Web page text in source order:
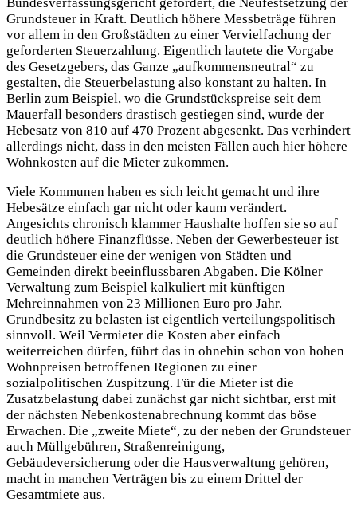
Grundsteuer in Kraft. Deutlich höhere Messbeträge führen
vor allem in den Großstädten zu einer Vervielfachung der
geforderten Steuerzahlung. Eigentlich lautete die Vorgabe
des Gesetzgebers, das Ganze „aufkommensneutral“ zu
gestalten, die Steuerbelastung also konstant zu halten. In
Berlin zum Beispiel, wo die Grundstückspreise seit dem
Mauerfall besonders drastisch gestiegen sind, wurde der
Hebesatz von 810 auf 470 Prozent abgesenkt. Das verhindert
allerdings nicht, dass in den meisten Fällen auch hier höhere
Wohnkosten auf die Mieter zukommen.
Viele Kommunen haben es sich leicht gemacht und ihre
Hebesätze einfach gar nicht oder kaum verändert.
Angesichts chronisch klammer Haushalte hoffen sie so auf
deutlich höhere Finanzflüsse. Neben der Gewerbesteuer ist
die Grundsteuer eine der wenigen von Städten und
Gemeinden direkt beeinflussbaren Abgaben. Die Kölner
Verwaltung zum Beispiel kalkuliert mit künftigen
Mehreinnahmen von 23 Millionen Euro pro Jahr.
Grundbesitz zu belasten ist eigentlich verteilungspolitisch
sinnvoll. Weil Vermieter die Kosten aber einfach
weiterreichen dürfen, führt das in ohnehin schon von hohen
Wohnpreisen betroffenen Regionen zu einer
sozialpolitischen Zuspitzung. Für die Mieter ist die
Zusatzbelastung dabei zunächst gar nicht sichtbar, erst mit
der nächsten Nebenkostenabrechnung kommt das böse
Erwachen. Die „zweite Miete“, zu der neben der Grundsteuer
auch Müllgebühren, Straßenreinigung,
Gebäudeversicherung oder die Hausverwaltung gehören,
macht in manchen Verträgen bis zu einem Drittel der
Gesamtmiete aus.